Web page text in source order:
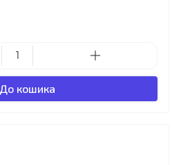
До кошика